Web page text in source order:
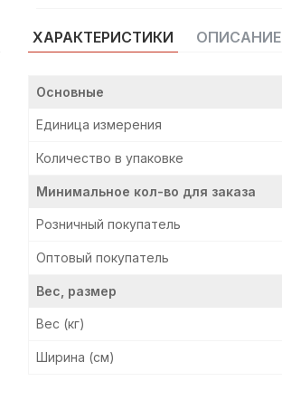
ХАРАКТЕРИСТИКИ ОПИСАНИЕ
Основные
Единица измерения
Количество в упаковке
Минимальное кол-во для заказа
Розничный покупатель
Оптовый покупатель
Вес, размер
Вес (кг)
Ширина (см)